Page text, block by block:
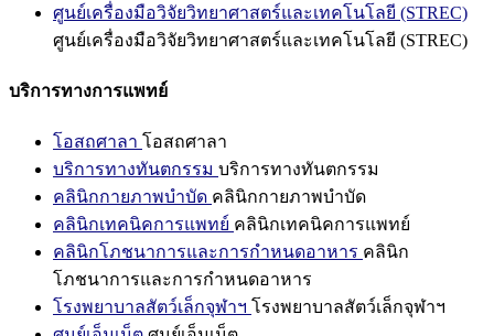
ศูนย์เครื่องมือวิจัยวิทยาศาสตร์และเทคโนโลยี (STREC)
ศูนย์เครื่องมือวิจัยวิทยาศาสตร์และเทคโนโลยี (STREC)
บริการทางการแพทย์
โอสถศาลา โอสถศาลา
บริการทางทันตกรรม บริการทางทันตกรรม
คลินิกกายภาพบำบัด คลินิกกายภาพบำบัด
คลินิกเทคนิคการแพทย์ คลินิกเทคนิคการแพทย์
คลินิกโภชนาการและการกำหนดอาหาร คลินิก
โภชนาการและการกำหนดอาหาร
โรงพยาบาลสัตว์เล็กจุฬาฯ โรงพยาบาลสัตว์เล็กจุฬาฯ